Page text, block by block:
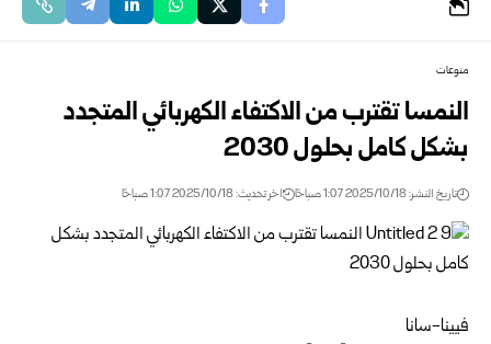
منوعات
النمسا تقترب من الاكتفاء الكهربائي المتجدد
بشكل كامل بحلول 2030
تاريخ النشر: 2025/10/18 1:07 صباحًا اخر تحديث: 2025/10/18 1:07 صباحًا
فيينا-سانا